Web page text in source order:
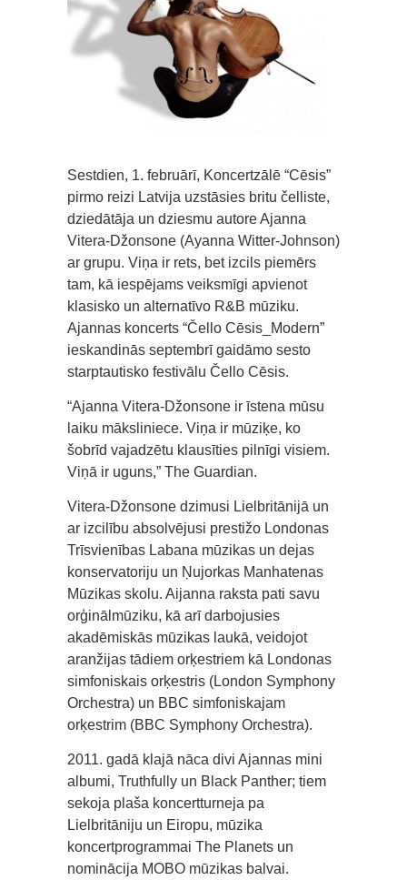
Sestdien, 1. februārī, Koncertzālē “Cēsis”
pirmo reizi Latvija uzstāsies britu čelliste,
dziedātāja un dziesmu autore Ajanna
Vitera-Džonsone (Ayanna Witter-Johnson)
ar grupu. Viņa ir rets, bet izcils piemērs
tam, kā iespējams veiksmīgi apvienot
klasisko un alternatīvo R&B mūziku.
Ajannas koncerts “Čello Cēsis_Modern”
ieskandinās septembrī gaidāmo sesto
starptautisko festivālu Čello Cēsis.
“Ajanna Vitera-Džonsone ir īstena mūsu
laiku māksliniece. Viņa ir mūziķe, ko
šobrīd vajadzētu klausīties pilnīgi visiem.
Viņā ir uguns,” The Guardian.
Vitera-Džonsone dzimusi Lielbritānijā un
ar izcilību absolvējusi prestižo Londonas
Trīsvienības Labana mūzikas un dejas
konservatoriju un Ņujorkas Manhatenas
Mūzikas skolu. Aijanna raksta pati savu
orģinālmūziku, kā arī darbojusies
akadēmiskās mūzikas laukā, veidojot
aranžijas tādiem orķestriem kā Londonas
simfoniskais orķestris (London Symphony
Orchestra) un BBC simfoniskajam
orķestrim (BBC Symphony Orchestra).
2011. gadā klajā nāca divi Ajannas mini
albumi, Truthfully un Black Panther; tiem
sekoja plaša koncertturneja pa
Lielbritāniju un Eiropu, mūzika
koncertprogrammai The Planets un
nominācija MOBO mūzikas balvai.